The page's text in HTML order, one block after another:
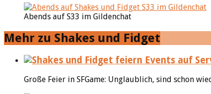
Abends auf S33 im Gildenchat
Mehr zu Shakes und Fidget
Große Feier in SFGame: Unglaublich, sind schon